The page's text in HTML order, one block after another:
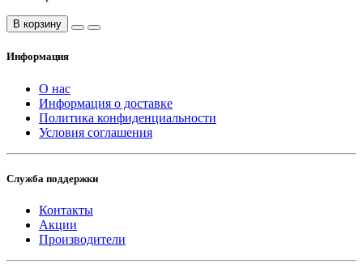
В корзину
Информация
О нас
Информация о доставке
Политика конфиденциальности
Условия соглашения
Служба поддержки
Контакты
Акции
Производители